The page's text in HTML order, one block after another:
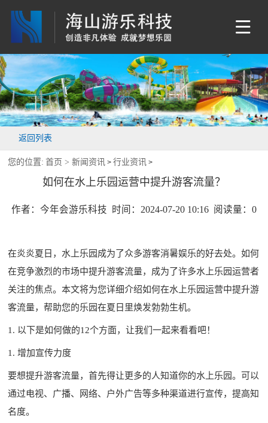
返回列表
您的位置: 首页 >新闻资讯 >行业资讯 >
如何在水上乐园运营中提升游客流量？
作者：今年会游乐科技 时间：2024-07-20 10:16 阅读量： 0
在炎炎夏日，水上乐园成为了众多游客消暑娱乐的好去处。如何
在竞争激烈的市场中提升游客流量，成为了许多水上乐园运营者
关注的焦点。本文将为您详细介绍如何在水上乐园运营中提升游
客流量，帮助您的乐园在夏日里焕发勃勃生机。
1. 以下是如何做的12个方面，让我们一起来看看吧！
1. 增加宣传力度
要想提升游客流量，首先得让更多的人知道你的水上乐园。可以
通过电视、广播、网络、户外广告等多种渠道进行宣传，提高知
名度。